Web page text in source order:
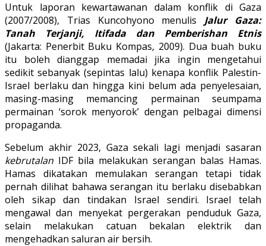
Untuk laporan kewartawanan dalam konflik di Gaza
(2007/2008), Trias Kuncohyono menulis Jalur Gaza:
Tanah Terjanji, Itifada dan Pemberishan Etnis
(Jakarta: Penerbit Buku Kompas, 2009). Dua buah buku
itu boleh dianggap memadai jika ingin mengetahui
sedikit sebanyak (sepintas lalu) kenapa konflik Palestin-
Israel berlaku dan hingga kini belum ada penyelesaian,
masing-masing memancing permainan seumpama
permainan ‘sorok menyorok’ dengan pelbagai dimensi
propaganda.
Sebelum akhir 2023, Gaza sekali lagi menjadi sasaran
kebrutalan IDF bila melakukan serangan balas Hamas.
Hamas dikatakan memulakan serangan tetapi tidak
pernah dilihat bahawa serangan itu berlaku disebabkan
oleh sikap dan tindakan Israel sendiri. Israel telah
mengawal dan menyekat pergerakan penduduk Gaza,
selain melakukan catuan bekalan elektrik dan
mengehadkan saluran air bersih.